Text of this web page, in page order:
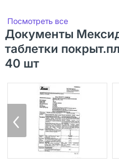
Посмотреть все
Документы
таблетки
40 шт